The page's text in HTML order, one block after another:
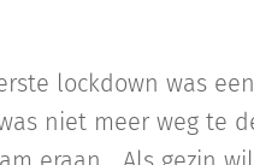
lockdown was
niet meer weg te